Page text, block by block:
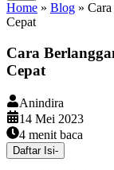
Home » Blog »
Cepat
Cara
Cepat
Anindira
14 Mei 2023
4 menit baca
Daftar Isi-